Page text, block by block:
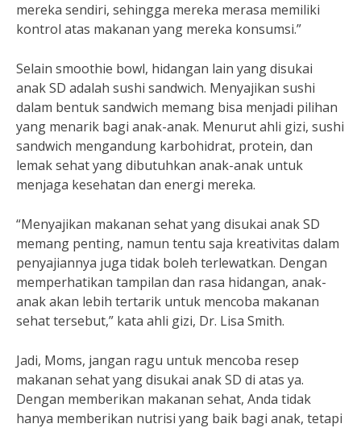
mereka sendiri, sehingga mereka merasa memiliki
kontrol atas makanan yang mereka konsumsi.”
Selain smoothie bowl, hidangan lain yang disukai
anak SD adalah sushi sandwich. Menyajikan sushi
dalam bentuk sandwich memang bisa menjadi pilihan
yang menarik bagi anak-anak. Menurut ahli gizi, sushi
sandwich mengandung karbohidrat, protein, dan
lemak sehat yang dibutuhkan anak-anak untuk
menjaga kesehatan dan energi mereka.
“Menyajikan makanan sehat yang disukai anak SD
memang penting, namun tentu saja kreativitas dalam
penyajiannya juga tidak boleh terlewatkan. Dengan
memperhatikan tampilan dan rasa hidangan, anak-
anak akan lebih tertarik untuk mencoba makanan
sehat tersebut,” kata ahli gizi, Dr. Lisa Smith.
Jadi, Moms, jangan ragu untuk mencoba resep
makanan sehat yang disukai anak SD di atas ya.
Dengan memberikan makanan sehat, Anda tidak
hanya memberikan nutrisi yang baik bagi anak, tetapi